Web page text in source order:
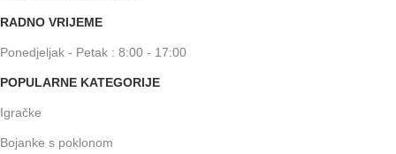
RADNO VRIJEME
Ponedjeljak - Petak : 8:00 - 17:00
POPULARNE KATEGORIJE
Igračke
Bojanke s poklonom